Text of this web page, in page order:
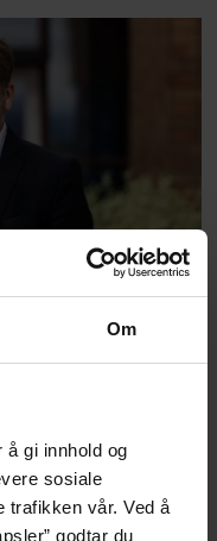
Om
gi innhold og
sosiale
trafikken vår. Ved å
godtar du